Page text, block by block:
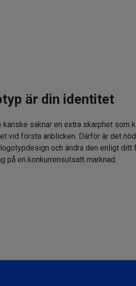
är din identitet
kanske saknar en extra skarphet som
vid första anblicken. Därför är det
och ändra den enligt ditt
på en konkurrensutsatt marknad.